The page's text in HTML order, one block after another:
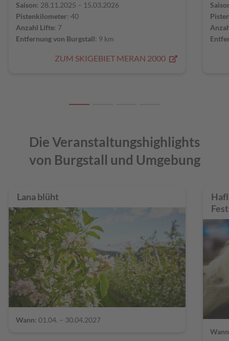
Saison: 28.11.2025 – 15.03.2026
Pistenkilometer: 40
Anzahl Lifte: 7
Entfernung von Burgstall: 9 km
ZUM SKIGEBIET MERAN 2000
Die Veranstaltungshighlights
von Burgstall und Umgebung
Lana blüht
Wann: 01.04. – 30.04.2027
Wann